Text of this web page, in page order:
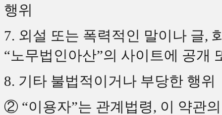
행위
7. 외설 또는 폭력적인 말이나 글,
“노무법인아산”의 사이트에 공개
8. 기타 불법적이거나 부당한 행위
② “이용자”는 관계법령, 이 약관